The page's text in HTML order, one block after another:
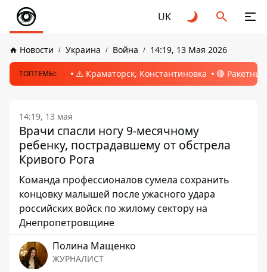
UK
Новости Украина Война 14:19, 13 Мая 2026
ТОПТЕМЫ: ⚠️ Краматорск, Константиновка 🔴
14:19, 13 мая
Врачи спасли ногу 9-месячному
ребенку, пострадавшему от обстрела
Кривого Рога
Команда профессионалов сумела сохранить
концовку малышей после ужасного удара
российских войск по жилому сектору на
Днепропетровщине
Полина Мащенко
ЖУРНАЛИСТ